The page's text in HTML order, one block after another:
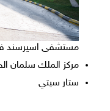
مستشفى اسيرسند
مركز الملك سلمان
ستار سيتي